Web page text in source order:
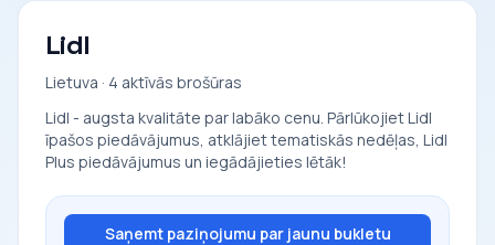
Lidl
Lietuva · 4 aktīvās brošūras
Lidl - augsta kvalitāte par labāko cenu. Pārlūkojiet Lidl
īpašos piedāvājumus, atklājiet tematiskās nedēļas, Lidl
Plus piedāvājumus un iegādājieties lētāk!
Saņemt paziņojumu par jaunu bukletu